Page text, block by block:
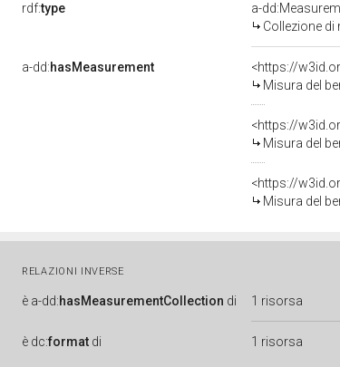
rdf:type
a-
Collezione di
a-dd:hasMeasurement
<https://
Misura del
<https://
Misura del
<https://
Misura del
RELAZIONI INVERSE
è a-dd:hasMeasurementCollection di 1 risorsa
è dc:format di 1 risorsa